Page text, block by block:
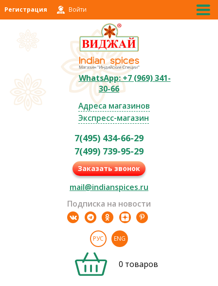
Регистрация Войти
WhatsApp: +7 (969) 341-
30-66
Адреса магазинов
Экспресс-магазин
7(495) 434-66-29
7(499) 739-95-29
Заказать звонок
mail@indianspices.ru
Подписка на новости
РУС ENG
0 товаров